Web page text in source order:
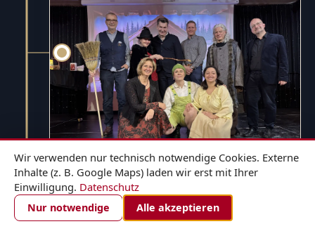
1. DEZEMBER 2024
Hänsel und Gretel - für die ganze
ZIMMER BUCHEN
Wir verwenden nur technisch notwendige Cookies. Externe
Inhalte (z. B. Google Maps) laden wir erst mit Ihrer
Einwilligung. Datenschutz
Nur notwendige Alle akzeptieren